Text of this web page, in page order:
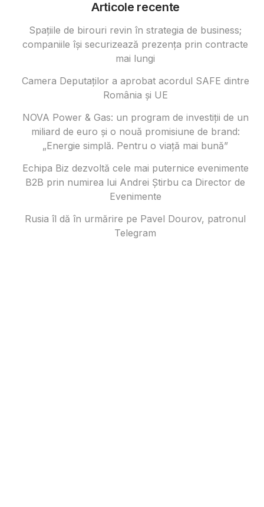
Articole recente
Spațiile de birouri revin în strategia de business;
companiile își securizează prezența prin contracte
mai lungi
Camera Deputaților a aprobat acordul SAFE dintre
România și UE
NOVA Power & Gas: un program de investiții de un
miliard de euro și o nouă promisiune de brand:
„Energie simplă. Pentru o viață mai bună”
Echipa Biz dezvoltă cele mai puternice evenimente
B2B prin numirea lui Andrei Știrbu ca Director de
Evenimente
Rusia îl dă în urmărire pe Pavel Dourov, patronul
Telegram